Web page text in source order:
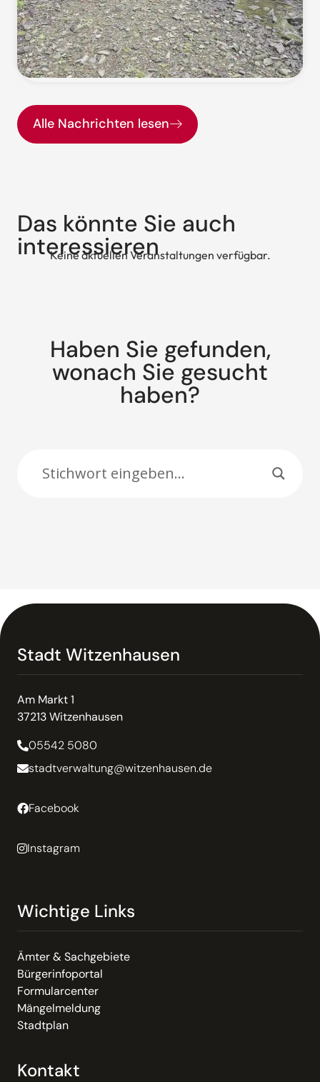
Alle Nachrichten lesen
Das könnte Sie auch
interessieren
Keine aktuellen Veranstaltungen verfügbar.
Haben Sie gefunden,
wonach Sie gesucht
haben?
Stadt Witzenhausen
Am Markt 1
37213 Witzenhausen
05542 5080
stadtverwaltung@witzenhausen.de
Facebook
Instagram
Wichtige Links
Ämter & Sachgebiete
Bürgerinfoportal
Formularcenter
Mängelmeldung
Stadtplan
Kontakt